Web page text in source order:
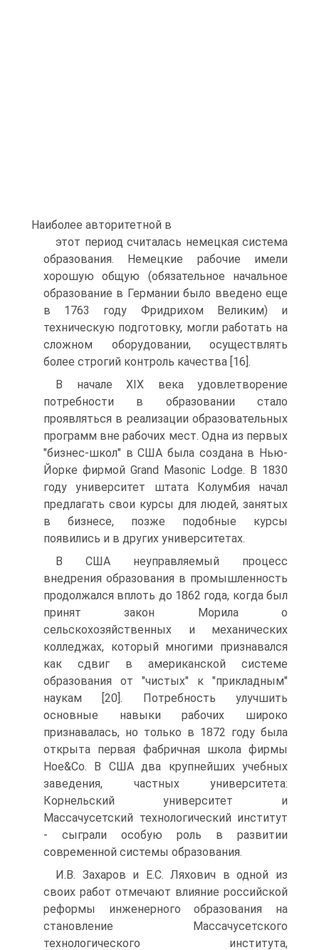
Наиболее авторитетной в
этот период считалась немецкая система
образования. Немецкие рабочие имели
хорошую общую (обязательное начальное
образование в Германии было введено еще
в 1763 году Фридрихом Великим) и
техническую подготовку, могли работать на
сложном оборудовании, осуществлять
более строгий контроль качества [16].
В начале XIX века удовлетворение
потребности в образовании стало
проявляться в реализации образовательных
программ вне рабочих мест. Одна из первых
"бизнес-школ" в США была создана в Нью-
Йорке фирмой Grand Masonic Lodge. В 1830
году университет штата Колумбия начал
предлагать свои курсы для людей, занятых
в бизнесе, позже подобные курсы
появились и в других университетах.
В США неуправляемый процесс
внедрения образования в промышленность
продолжался вплоть до 1862 года, когда был
принят закон Морила о
сельскохозяйственных и механических
колледжах, который многими признавался
как сдвиг в американской системе
образования от "чистых" к "прикладным"
наукам [20]. Потребность улучшить
основные навыки рабочих широко
признавалась, но только в 1872 году была
открыта первая фабричная школа фирмы
Ное&Со. В США два крупнейших учебных
заведения, частных университета:
Корнельский университет и
Массачусетский технологический институт
- сыграли особую роль в развитии
современной системы образования.
И.В. Захаров и Е.С. Ляхович в одной из
своих работ отмечают влияние российской
реформы инженерного образования на
становление Массачусетского
технологического института,